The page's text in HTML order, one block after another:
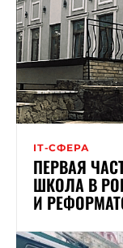
ІТ-СФЕРА
ПЕРВАЯ
ШКОЛА В
И